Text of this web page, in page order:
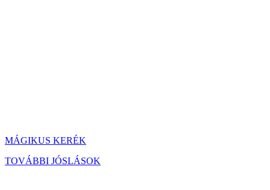
MÁGIKUS KERÉK
TOVÁBBI JÓSLÁSOK